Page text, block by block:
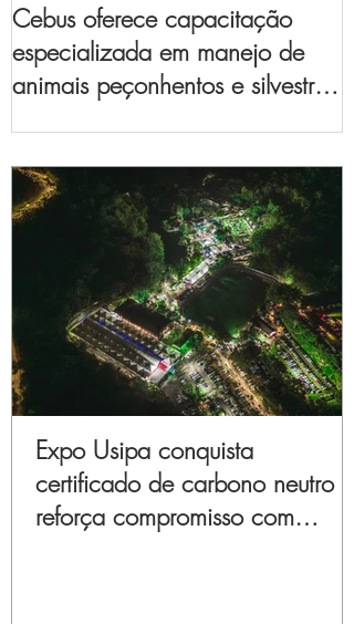
Cebus oferece capacitação
especializada em manejo de
animais peçonhentos e silvestres
Expo Usipa conquista
certificado de carbono neutro e
reforça compromisso com